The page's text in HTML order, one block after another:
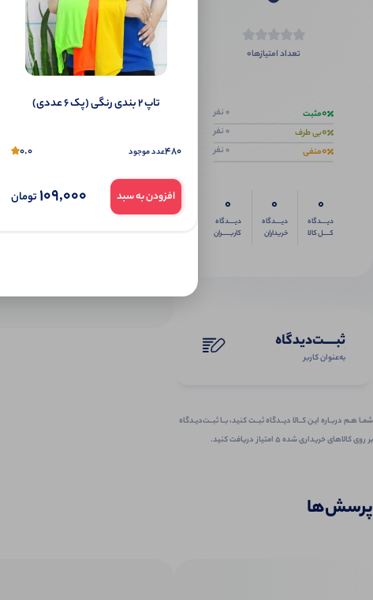
تعداد امتیازها0
0مثبت 0 نفر
0بی طرف 0 نفر
0منفی 0 نفر
0
دیــــدگاه
کــــل کالا
0
دیــــدگاه
خریداران
0
دیــــدگاه
کاربـــــران
ثبـــــت‌دیدگاه
به‌عنوان کاربر
شمـا هـم دربـاره ایـن کــالا دیــدگاه ثبــت کنید، بــا ثبــت‌دیـدگاه
بر روی کالاهای خریداری شده ۵ امتیاز دریافت کنید.
پرسش‌ها
تاپ ۲ بندی رنگی (پک 6 عددی)
480عدد موجود 0.0
افزودن به سبد 109,000تومان